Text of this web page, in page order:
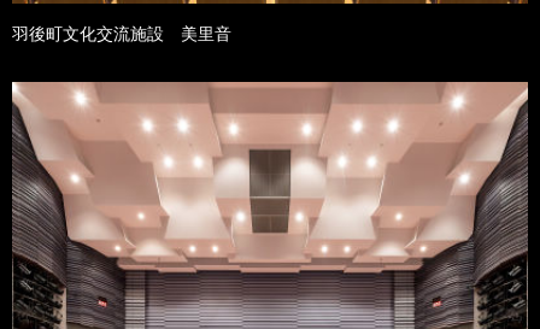
羽後町文化交流施設 美里音